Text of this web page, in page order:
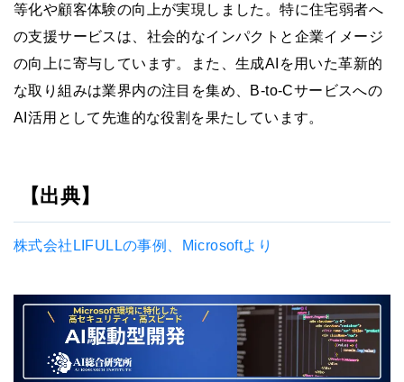
等化や顧客体験の向上が実現しました。特に住宅弱者へ
の支援サービスは、社会的なインパクトと企業イメージ
の向上に寄与しています。また、生成AIを用いた革新的
な取り組みは業界内の注目を集め、B-to-Cサービスへの
AI活用として先進的な役割を果たしています。
【出典】
株式会社LIFULLの事例、Microsoftより